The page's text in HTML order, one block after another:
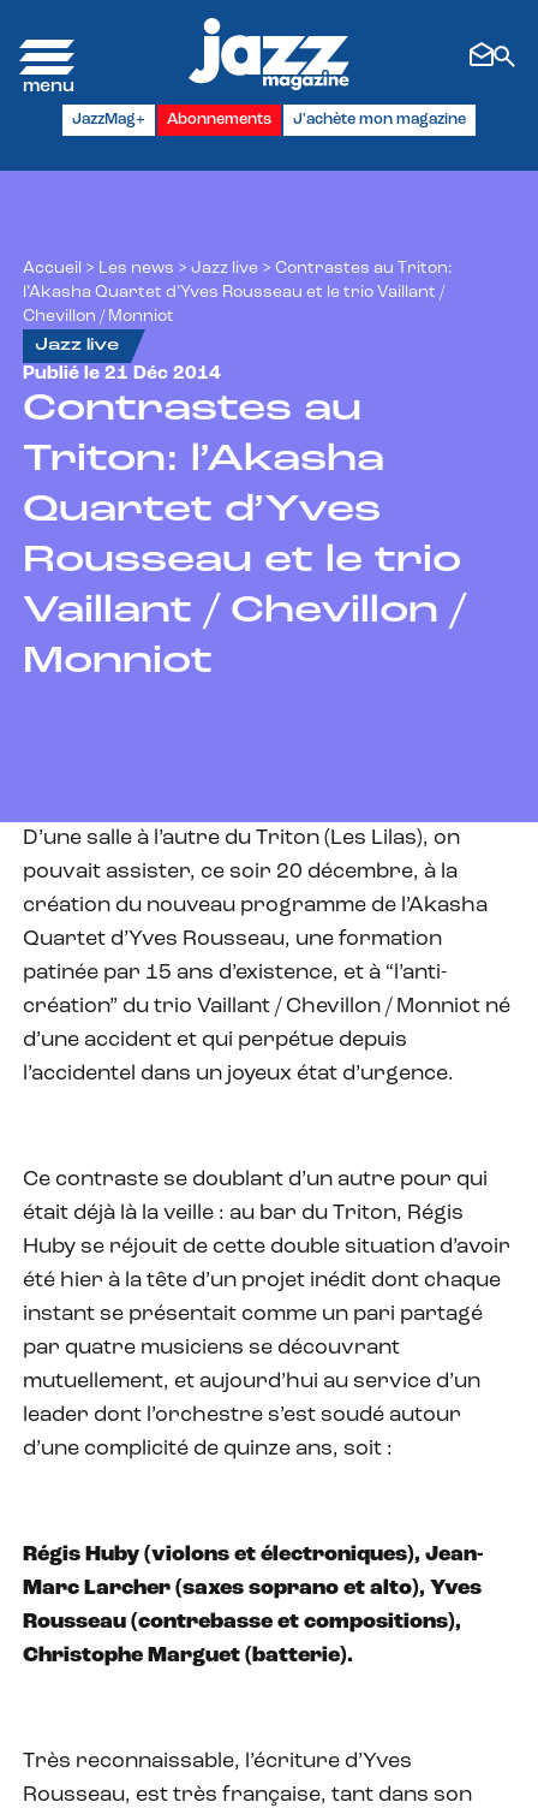
JazzMag+ Abonnements J'achète mon magazine
Accueil > Les news > Jazz live > Contrastes au Triton:
l’Akasha Quartet d’Yves Rousseau et le trio Vaillant /
Chevillon / Monniot
Jazz live
Publié le 21 Déc 2014
Contrastes au
Triton: l’Akasha
Quartet d’Yves
Rousseau et le trio
Vaillant / Chevillon /
Monniot
D’une salle à l’autre du Triton (Les Lilas), on
pouvait assister, ce soir 20 décembre, à la
création du nouveau programme de l’Akasha
Quartet d’Yves Rousseau, une formation
patinée par 15 ans d’existence, et à “l’anti-
création” du trio Vaillant / Chevillon / Monniot né
d’une accident et qui perpétue depuis
l’accidentel dans un joyeux état d’urgence.
Ce contraste se doublant d’un autre pour qui
était déjà là la veille : au bar du Triton, Régis
Huby se réjouit de cette double situation d’avoir
été hier à la tête d’un projet inédit dont chaque
instant se présentait comme un pari partagé
par quatre musiciens se découvrant
mutuellement, et aujourd’hui au service d’un
leader dont l’orchestre s’est soudé autour
d’une complicité de quinze ans, soit :
Régis Huby (violons et électroniques), Jean-
Marc Larcher (saxes soprano et alto), Yves
Rousseau (contrebasse et compositions),
Christophe Marguet (batterie).
Très reconnaissable, l’écriture d’Yves
Rousseau, est très française, tant dans son